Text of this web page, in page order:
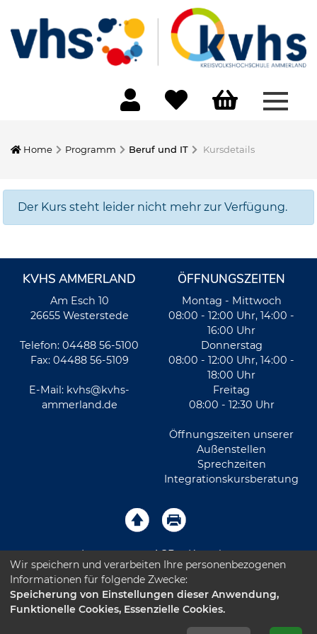
Home Programm Beruf und IT Kursdetails
Der Kurs steht leider nicht mehr zur Verfügung.
KVHS AMMERLAND
Am Esch 10
26655 Westerstede
Telefon: 04488 56-5100
Fax: 04488 56-5109
E-Mail: kvhs@kvhs-
ammerland.de
ÖFFNUNGSZEITEN
Montag - Mittwoch
08:00 - 12:00 Uhr, 14:00 -
16:00 Uhr
Donnerstag
08:00 - 12:00 Uhr, 14:00 -
18:00 Uhr
Freitag
08:00 - 12:30 Uhr
Öffnungszeiten unserer
Außenstellen
Sprechzeiten
Integrationskursberatung
Impressum AGB Kontakt
Sitemap Datenschutz Leichte Sprache
Barrierefreiheitserklärung
Wir speichern und verarbeiten Ihre personenbezogenen
Informationen für folgende Zwecke:
Speicherung von Einstellungen dieser Anwendung,
Funktionelle Cookies, Essenzielle Cookies.